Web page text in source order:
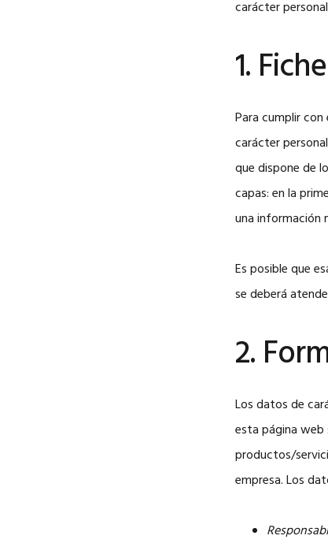
carácter
1.
Para cumplir
carácter
que dispone de
capas: en la
una información
Es posible que
se deberá
2.
Los datos de
esta página
productos/
empresa. Los